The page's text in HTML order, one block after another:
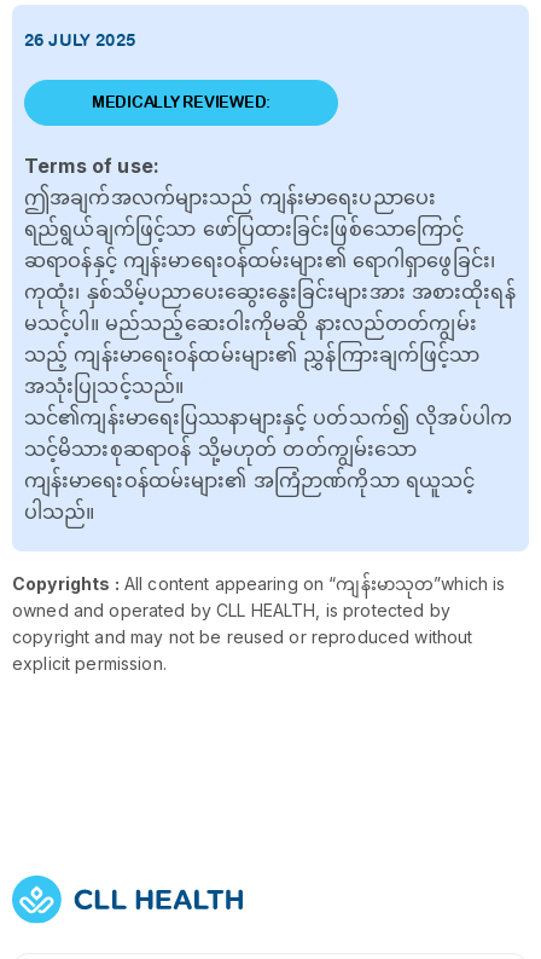
26 JULY 2025
MEDICALLY REVIEWED:
Terms of use:
ဤအချက်အလက်များသည် ကျန်းမာရေးပညာပေး
ရည်ရွယ်ချက်ဖြင့်သာ ဖော်ပြထားခြင်းဖြစ်သောကြောင့်
ဆရာဝန်နှင့် ကျန်းမာရေးဝန်ထမ်းများ၏ ရောဂါရှာဖွေခြင်း၊
ကုထုံး၊ နှစ်သိမ့်ပညာပေးဆွေးနွေးခြင်းများအား အစားထိုးရန်
မသင့်ပါ။ မည်သည့်ဆေးဝါးကိုမဆို နားလည်တတ်ကျွမ်း
သည့် ကျန်းမာရေးဝန်ထမ်းများ၏ ညွှန်ကြားချက်ဖြင့်သာ
အသုံးပြုသင့်သည်။
သင်၏ကျန်းမာရေးပြဿနာများနှင့် ပတ်သက်၍ လိုအပ်ပါက
သင့်မိသားစုဆရာဝန် သို့မဟုတ် တတ်ကျွမ်းသော
ကျန်းမာရေးဝန်ထမ်းများ၏ အကြံဉာဏ်ကိုသာ ရယူသင့်
ပါသည်။
Copyrights : All content appearing on “ကျန်းမာသုတ”which is
owned and operated by CLL HEALTH, is protected by
copyright and may not be reused or reproduced without
explicit permission.